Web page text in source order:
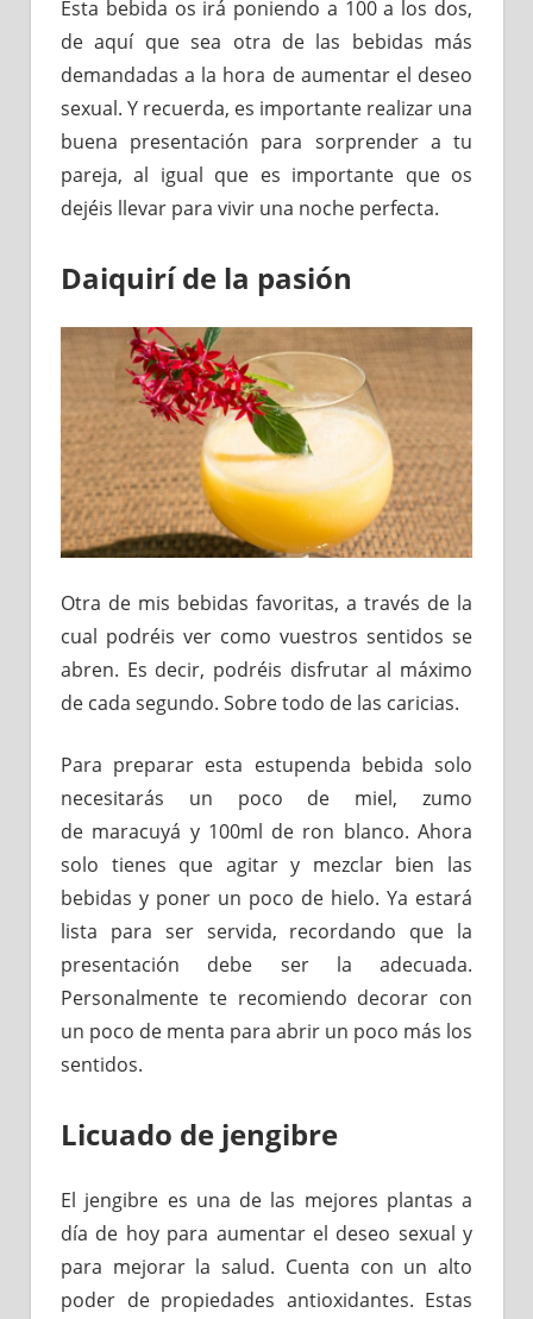
Esta bebida os irá poniendo a 100 a los dos,
de aquí que sea otra de las bebidas más
demandadas a la hora de aumentar el deseo
sexual. Y recuerda, es importante realizar una
buena presentación para sorprender a tu
pareja, al igual que es importante que os
dejéis llevar para vivir una noche perfecta.
Daiquirí de la pasión
Otra de mis bebidas favoritas, a través de la
cual podréis ver como vuestros sentidos se
abren. Es decir, podréis disfrutar al máximo
de cada segundo. Sobre todo de las caricias.
Para preparar esta estupenda bebida solo
necesitarás un poco de miel, zumo
de maracuyá y 100ml de ron blanco. Ahora
solo tienes que agitar y mezclar bien las
bebidas y poner un poco de hielo. Ya estará
lista para ser servida, recordando que la
presentación debe ser la adecuada.
Personalmente te recomiendo decorar con
un poco de menta para abrir un poco más los
sentidos.
Licuado de jengibre
El jengibre es una de las mejores plantas a
día de hoy para aumentar el deseo sexual y
para mejorar la salud. Cuenta con un alto
poder de propiedades antioxidantes. Estas